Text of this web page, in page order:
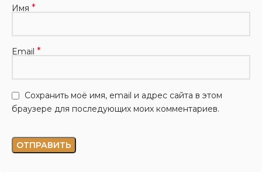
Имя *
Email *
Сохранить моё имя, email и адрес сайта в этом
браузере для последующих моих комментариев.